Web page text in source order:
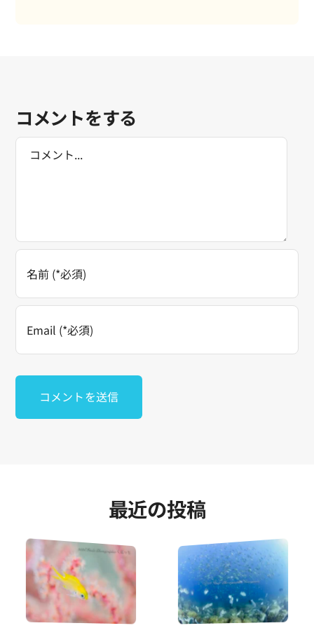
コメントをする
Comment
最近の投稿